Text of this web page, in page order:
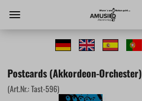
Postcards (Akkordeon-Orchester)
(Art.Nr.:Tast-596)